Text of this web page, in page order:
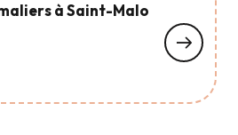
à Saint-Malo